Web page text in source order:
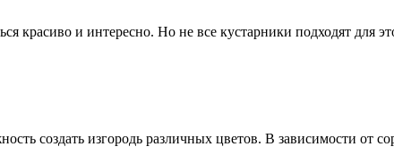
красиво и интересно. Но не все кустарники подходят для
создать изгородь различных цветов. В зависимости от